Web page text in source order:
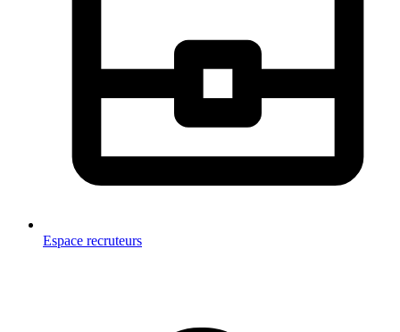
Espace recruteurs